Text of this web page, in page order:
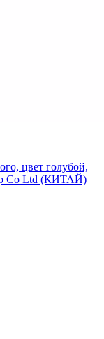
цвет голубой,
Co Ltd (КИТАЙ)